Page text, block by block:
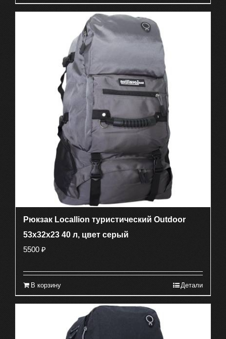
Рюкзак Locallion туристический Outdoor
53х32х23 40 л, цвет серый
5500 ₽
В корзину Детали